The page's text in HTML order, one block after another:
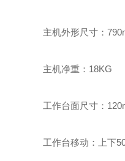
主机外形尺寸：
主机净重：18KG
工作台面尺寸：
工作台移动：上下